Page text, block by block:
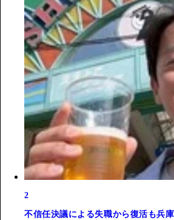
2
不信任決議による失職から復活も兵